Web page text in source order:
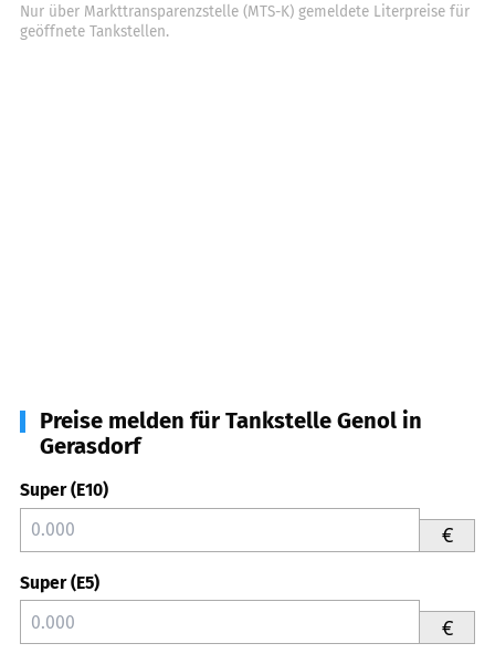
Nur über Markttransparenzstelle (MTS-K) gemeldete Literpreise für
geöffnete Tankstellen.
Preise melden für Tankstelle Genol in
Gerasdorf
Super (E10)
€
Super (E5)
€